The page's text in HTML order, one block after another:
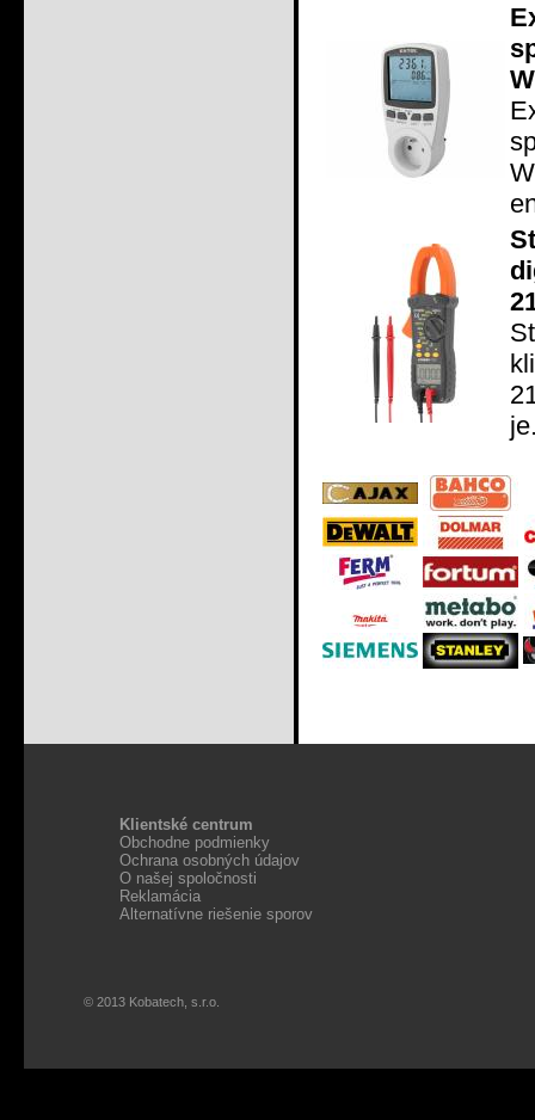
Klientské centrum
Obchodne podmienky
Ochrana osobných údajov
O našej spoločnosti
Reklamácia
Alternatívne riešenie sporov
© 2013 Kobatech, s.r.o.